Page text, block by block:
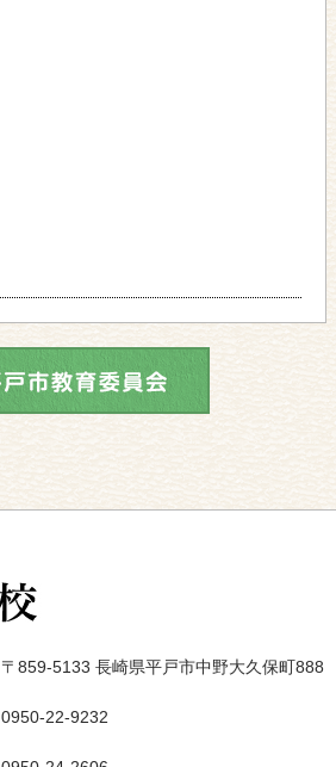
〒859-5133 長崎県平戸市中野大久保町888
0950-22-9232